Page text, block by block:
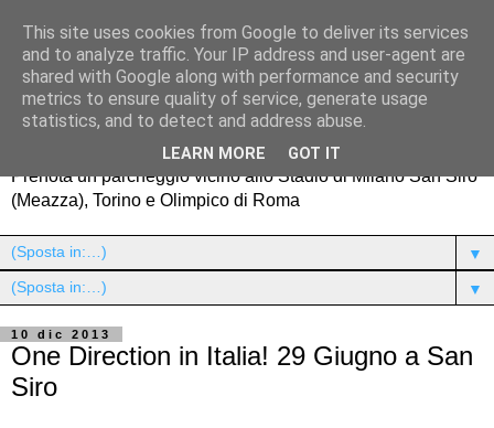
Parcheggi vicino agli Stadi
Prenota un parcheggio vicino allo Stadio di Milano San Siro
(Meazza), Torino e Olimpico di Roma
▼
▼
10 dic 2013
One Direction in Italia! 29 Giugno a San
Siro
This site uses cookies from Google to deliver its services
and to analyze traffic. Your IP address and user-agent are
shared with Google along with performance and security
metrics to ensure quality of service, generate usage
statistics, and to detect and address abuse.
LEARN MORE GOT IT